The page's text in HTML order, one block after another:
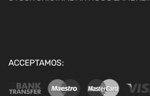
ACCEPTAMOS: